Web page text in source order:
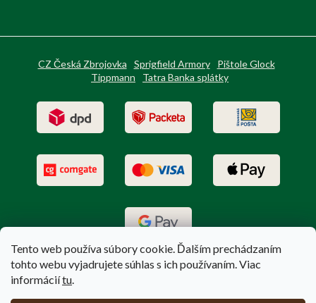
Tento web používa súbory cookie. Ďalším prechádzaním
tohto webu vyjadrujete súhlas s ich používaním. Viac
informáciítu.
CZ Česká Zbrojovka Sprigfield Armory
Pištole Glock
Tippmann
Tatra Banka splátky